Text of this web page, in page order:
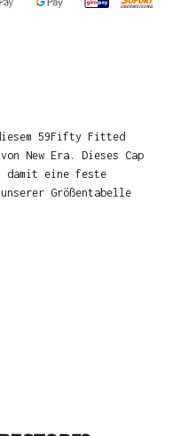
59Fifty Fitted
New Era. Dieses Cap
damit eine feste
Größentabelle